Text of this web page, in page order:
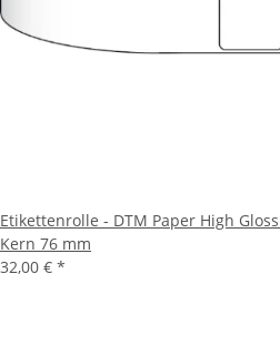
Etikettenrolle - DTM Paper High
Kern 76 mm
32,00 € *